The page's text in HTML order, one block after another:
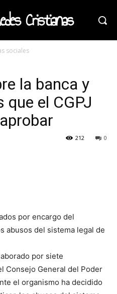
Cristianas
sociales
la banca y
que el CGPJ
0
212
por encargo del
abusos del sistema legal de
por siete
Consejo General del Poder
el organismo ha decidido